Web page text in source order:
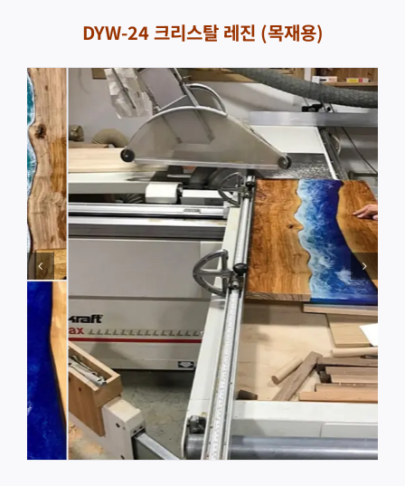
DYW-24 크리스탈 레진 (목재용)